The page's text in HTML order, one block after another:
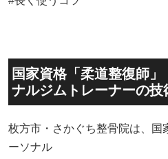
国家資格「柔道整復師
ナルジムトレーナーの技
枚方市・さかぐち整骨院は、国
ーソナル